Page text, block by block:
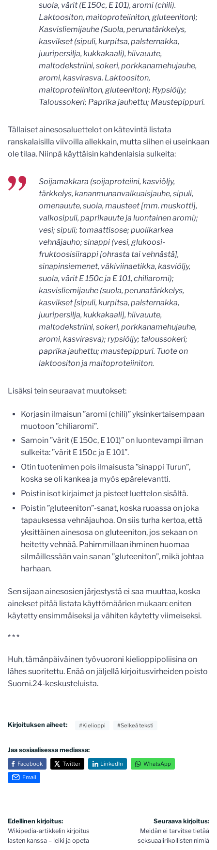
suola, värit (E 150c, E 101), aromi (chili).
Laktoositon, maitoproteiiniton, gluteeniton);
Kasvisliemijauhe (Suola, perunatärkkelys,
kasvikset (sipuli, kurpitsa, palsternakka,
juuripersilja, kukkakaali), hiivauute,
maltodekstriini, sokeri, porkkanamehujauhe,
aromi, kasvirasva. Laktoositon,
maitoproteiiniton, gluteeniton); Rypsiöljy;
Taloussokeri; Paprika jauhettu; Maustepippuri.
Tällaiset ainesosaluettelot on kätevintä listata
ranskalaisilla viivoilla allekkain, mutta siihen ei useinkaan
ole tilaa. Niinpä käyttäisin kahdenlaisia sulkeita:
Soijamakkara (soijaproteiini, kasviöljy,
tärkkelys, kananmunanvalkuaisjauhe, sipuli,
omenauute, suola, mausteet [mm. muskotti],
valkosipuli, paprikauute ja luontainen aromi);
vesi; sipuli; tomaattisose; puolikarkea
vehnäjauho; sinappi (vesi, glukoosi-
fruktoosisiirappi [ohrasta tai vehnästä],
sinapinsiemenet, väkiviinaetikka, kasviöljy,
suola, värit E 150c ja E 101, chiliaromi);
kasvisliemijauhe (suola, perunatärkkelys,
kasvikset [sipuli, kurpitsa, palsternakka,
juuripersilja, kukkakaali], hiivauute,
maltodekstriini, sokeri, porkkanamehujauhe,
aromi, kasvirasva); rypsiöljy; taloussokeri;
paprika jauhettu; maustepippuri. Tuote on
laktoositon ja maitoproteiiniton.
Lisäksi tein seuraavat muutokset:
Korjasin ilmaisun ”aromi (chili)” yksinkertaisempaan
muotoon ”chiliaromi”.
Samoin ”värit (E 150c, E 101)” on luontevampi ilman
sulkeita: ”värit E 150c ja E 101”.
Otin tuotenimen pois ilmaisusta ”sinappi Turun”,
koska se oli kankea ja myös epärelevantti.
Poistin isot kirjaimet ja pisteet luettelon sisältä.
Poistin ”gluteeniton”-sanat, koska ruoassa on joka
tapauksessa vehnäjauhoa. On siis turha kertoa, että
yksittäinen ainesosa on gluteeniton, jos sekaan on
heitetty vehnää. Pahimmillaan ihminen huomaa
silmäillessään vain sanan ”gluteeniton”, mikä johtaa
harhaan.
Sen sijaan ainesosien järjestystä ei saa muuttaa, koska
ainekset pitää listata käyttömäärien mukaan: eniten
käytetty ensimmäiseksi ja vähiten käytetty viimeiseksi.
* * *
Huh, tämänpäiväinen työvuoroni kielioppipoliisina on
lähes suoritettu. Enää on jäljellä kirjoitusvirheiden poisto
Suomi.24-keskusteluista.
Kirjoituksen aiheet: #Kielioppi #Selkeä teksti
Jaa sosiaalisessa mediassa:
Facebook Twitter LinkedIn WhatsApp
Email
Artikkelien
selaus
Edellinen kirjoitus:
Wikipedia-artikkelin kirjoitus
lasten kanssa – leiki ja opeta
Seuraava kirjoitus:
Meidän ei tarvitse tietää
seksuaalirikollisten nimiä